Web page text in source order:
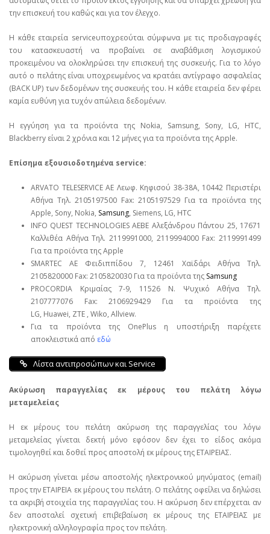
την επισκευή του καθώς και για τον έλεγχο.
Η κάθε εταιρεία serviceυποχρεούται σύμφωνα με τις προδιαγραφές
του κατασκευαστή να προβαίνει σε αναβάθμιση λογισμικού
προκειμένου να ολοκληρώσει την επισκευή της συσκευής. Για το λόγο
αυτό ο πελάτης είναι υποχρεωμένος να κρατάει αντίγραφο ασφαλείας
(BACK UP) των δεδομένων της συσκευής του. Η κάθε εταιρεία δεν φέρει
καμία ευθύνη για τυχόν απώλεια δεδομένων.
Η εγγύηση για τα προϊόντα της Nokia, Samsung, Sony, LG, HTC,
Blackberry είναι 2 χρόνια και 12 μήνες για τα προϊόντα της Apple.
Επίσημα εξουσιοδοτημένα service:
ARVATO TELESERVICE ΑΕ Λεωφ. Κηφισού 38-38Α, 10442 Περιστέρι
Αθήνα Τηλ. 2105197500 Fax: 2105197529 Για τα προϊόντα της
Apple, Sony, Nokia, Samsung, Siemens, LG, HTC
INFO QUEST TECHNOLOGIES ΑΕΒΕ Αλεξάνδρου Πάντου 25, 17671
Καλλιθέα Αθήνα Τηλ. 2119991000, 2119994000 Fax: 2119991499
Για τα προϊόντα της Apple
SMARTEC ΑΕ Φειδιππίδου 7, 12461 Χαϊδάρι Αθήνα Τηλ.
2105820000 Fax: 2105820030 Για τα προϊόντα της Samsung
PROCORDIA Κριμαίας 7-9, 11526 Ν. Ψυχικό Αθήνα Τηλ.
2107777076 Fax: 2106929429 Για τα προϊόντα της
LG, Huawei, ΖΤΕ , Wiko, Allview.
Για τα προϊόντα της OnePlus η υποστήριξη παρέχετε
αποκλειστικά από εδώ
Λίστα αντιπροσώπων και Service
Ακύρωση παραγγελίας εκ μέρους του πελάτη λόγω
μεταμελείας
Η εκ μέρους του πελάτη ακύρωση της παραγγελίας του λόγω
μεταμελείας γίνεται δεκτή μόνο εφόσον δεν έχει το είδος ακόμα
τιμολογηθεί και δοθεί προς αποστολή εκ μέρους της ΕΤΑΙΡΕΙΑΣ.
Η ακύρωση γίνεται μέσω αποστολής ηλεκτρονικού μηνύματος (email)
προς την ΕΤΑΙΡΕΙΑ εκ μέρους του πελάτη. Ο πελάτης οφείλει να δηλώσει
τα ακριβή στοιχεία της παραγγελίας του. Η ακύρωση δεν επέρχεται αν
δεν αποσταλεί σχετική επιβεβαίωση εκ μέρους της ΕΤΑΙΡΕΙΑΣ με
ηλεκτρονική αλληλογραφία προς τον πελάτη.